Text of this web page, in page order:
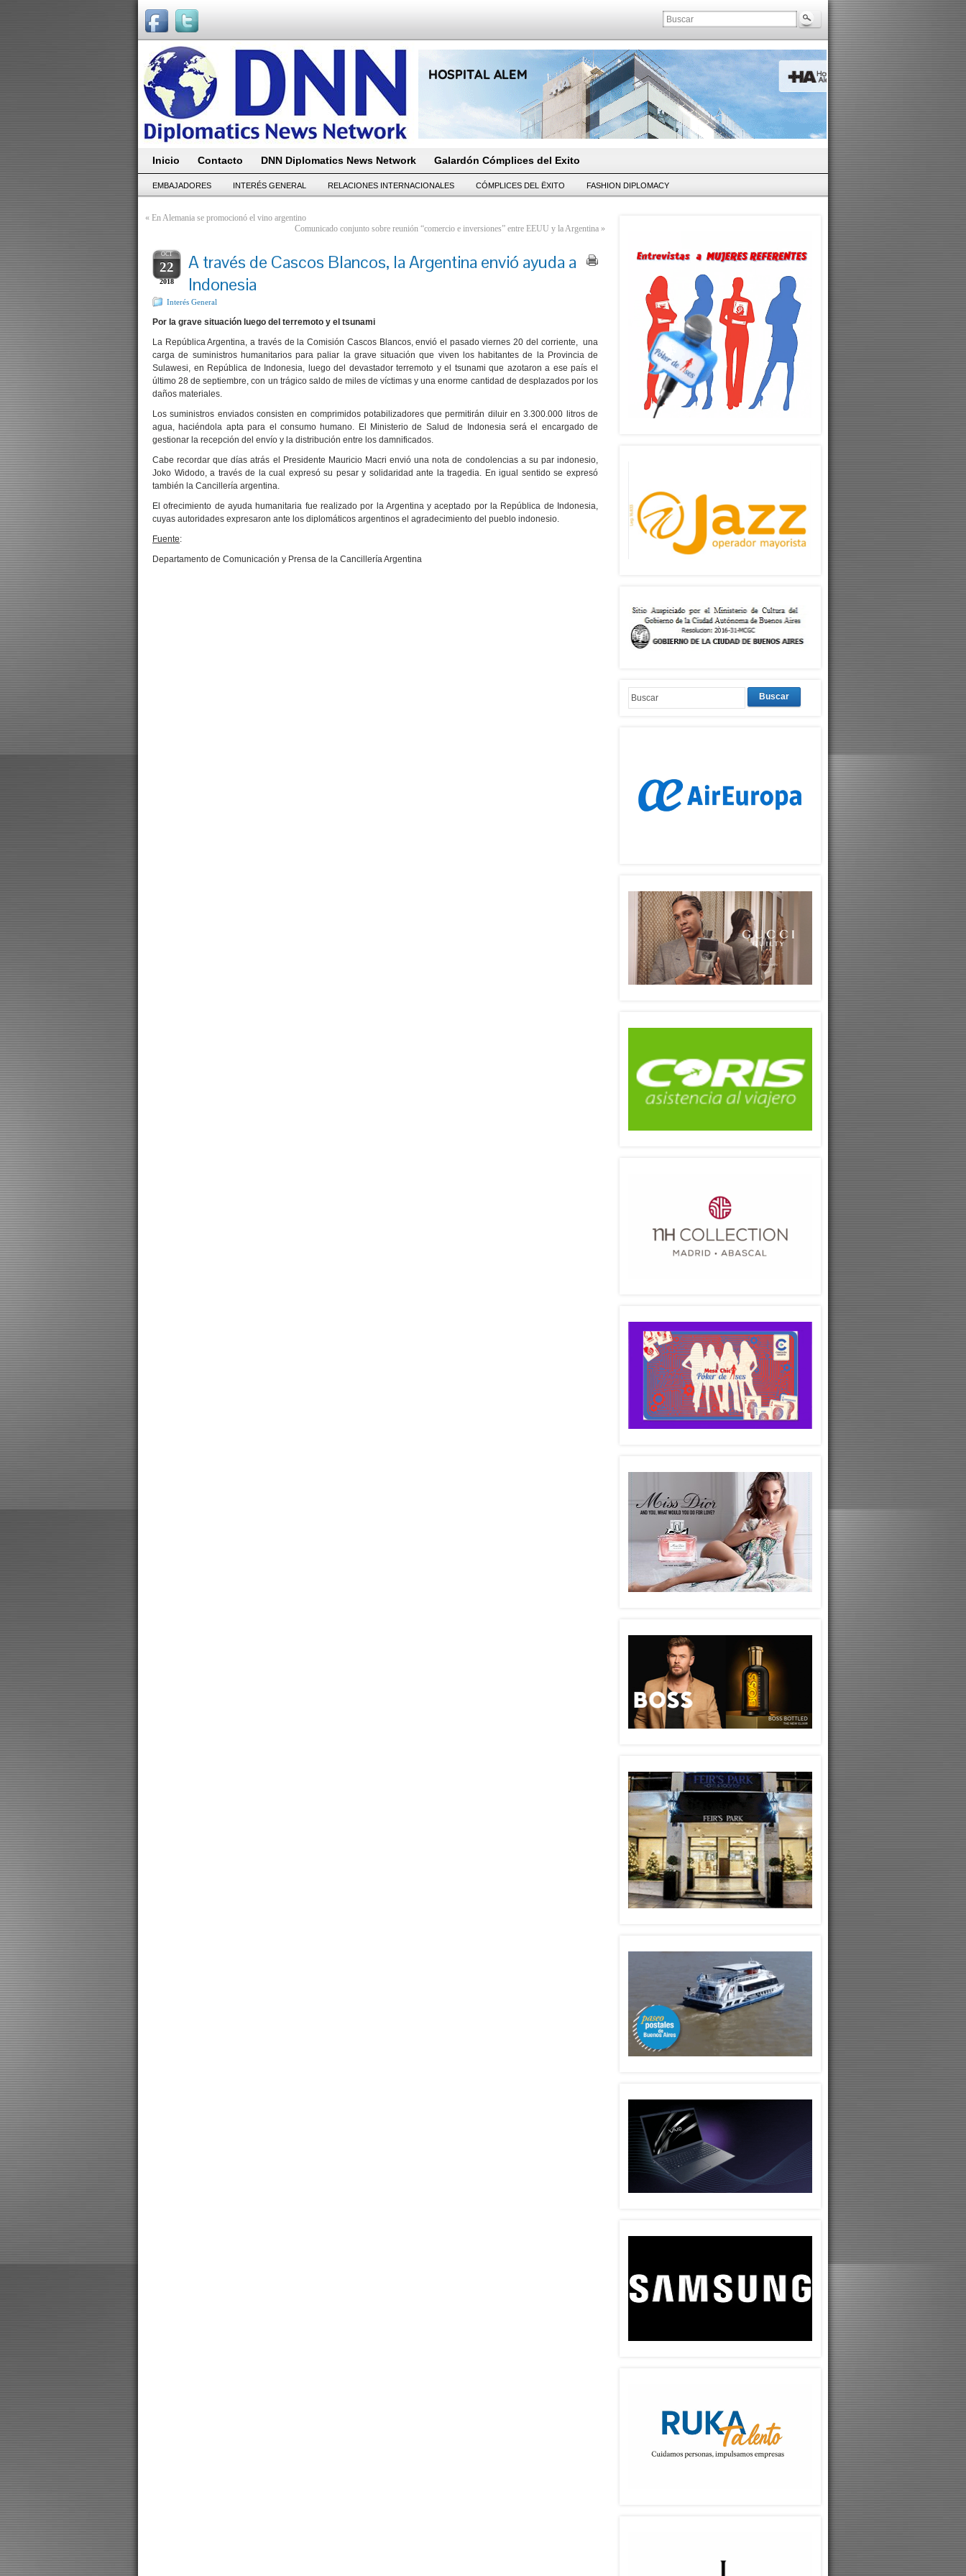
Inicio Contacto DNN Diplomatics News Network Galardón Cómplices del Exito
EMBAJADORES INTERÉS GENERAL RELACIONES INTERNACIONALES CÓMPLICES DEL ËXITO FASHION DIPLOMACY
« En Alemania se promocionó el vino argentino
Comunicado conjunto sobre reunión “comercio e inversiones” entre EEUU y la Argentina »
OCT
22
2018
A través de Cascos Blancos, la Argentina envió ayuda a
Indonesia
Interés General
Por la grave situación luego del terremoto y el tsunami
La República Argentina, a través de la Comisión Cascos Blancos, envió el pasado viernes 20 del corriente, una
carga de suministros humanitarios para paliar la grave situación que viven los habitantes de la Provincia de
Sulawesi, en República de Indonesia, luego del devastador terremoto y el tsunami que azotaron a ese país el
último 28 de septiembre, con un trágico saldo de miles de víctimas y una enorme cantidad de desplazados por los
daños materiales.
Los suministros enviados consisten en comprimidos potabilizadores que permitirán diluir en 3.300.000 litros de
agua, haciéndola apta para el consumo humano. El Ministerio de Salud de Indonesia será el encargado de
gestionar la recepción del envío y la distribución entre los damnificados.
Cabe recordar que días atrás el Presidente Mauricio Macri envió una nota de condolencias a su par indonesio,
Joko Widodo, a través de la cual expresó su pesar y solidaridad ante la tragedia. En igual sentido se expresó
también la Cancillería argentina.
El ofrecimiento de ayuda humanitaria fue realizado por la Argentina y aceptado por la República de Indonesia,
cuyas autoridades expresaron ante los diplomáticos argentinos el agradecimiento del pueblo indonesio.
Fuente:
Departamento de Comunicación y Prensa de la Cancillería Argentina
Buscar